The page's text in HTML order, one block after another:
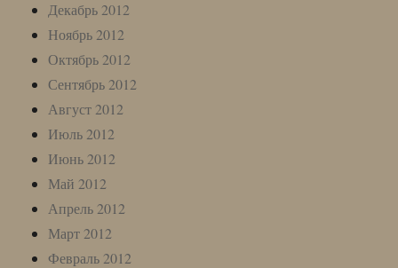
Декабрь 2012
Ноябрь 2012
Октябрь 2012
Сентябрь 2012
Август 2012
Июль 2012
Июнь 2012
Май 2012
Апрель 2012
Март 2012
Февраль 2012